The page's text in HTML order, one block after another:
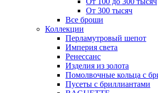
От 300 тысяч
Все броши
Коллекции
Перламутровый шепот
Империя света
Ренессанс
Изделия из золота
Помолвочные кольца с
Пусеты с бриллиантами